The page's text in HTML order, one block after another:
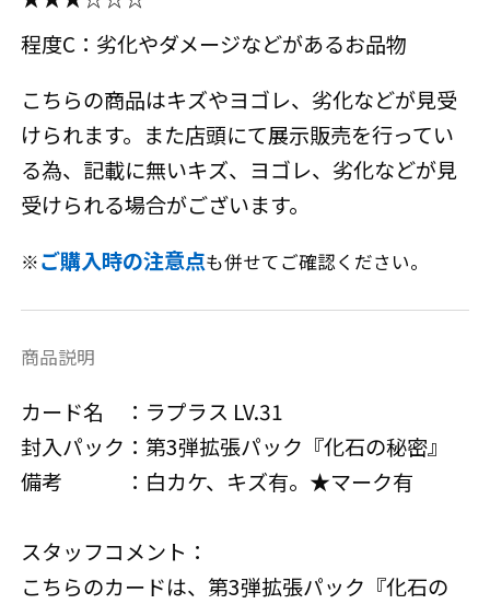
程度C：劣化やダメージなどがあるお品物
こちらの商品はキズやヨゴレ、劣化などが見受
けられます。また店頭にて展示販売を行ってい
る為、記載に無いキズ、ヨゴレ、劣化などが見
受けられる場合がございます。
※ご購入時の注意点も併せてご確認ください。
商品説明
カード名 ：ラプラス LV.31
封入パック：第3弾拡張パック『化石の秘密』
備考 ：白カケ、キズ有。★マーク有
スタッフコメント：
こちらのカードは、第3弾拡張パック『化石の